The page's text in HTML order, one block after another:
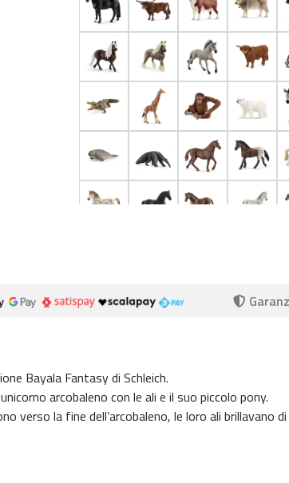
Bayala Fantasy di Schleich.
arcobaleno con le ali e il suo piccolo pony.
verso la fine dell’arcobaleno, le loro ali brillavano